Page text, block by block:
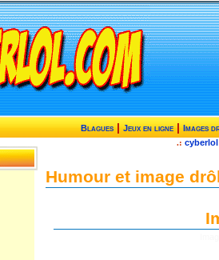
Blagues | Jeux en ligne | Images
.: cyberlol
Humour et image